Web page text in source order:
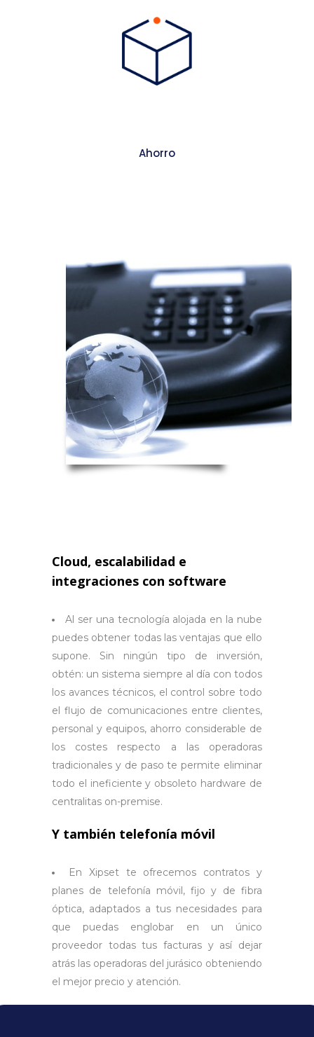
Ahorro
Cloud, escalabilidad e
integraciones con software
Al ser una tecnología alojada en la nube
puedes obtener todas las ventajas que ello
supone. Sin ningún tipo de inversión,
obtén: un sistema siempre al día con todos
los avances técnicos, el control sobre todo
el flujo de comunicaciones entre clientes,
personal y equipos, ahorro considerable de
los costes respecto a las operadoras
tradicionales y de paso te permite eliminar
todo el ineficiente y obsoleto hardware de
centralitas on-premise.
Y también telefonía móvil
En Xipset te ofrecemos contratos y
planes de telefonía móvil, fijo y de fibra
óptica, adaptados a tus necesidades para
que puedas englobar en un único
proveedor todas tus facturas y así dejar
atrás las operadoras del jurásico obteniendo
el mejor precio y atención.